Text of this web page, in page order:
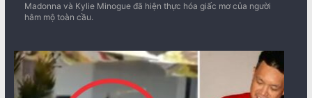
Madonna và Kylie Minogue đã hiện thực hóa giấc mơ của người
hâm mộ toàn cầu.